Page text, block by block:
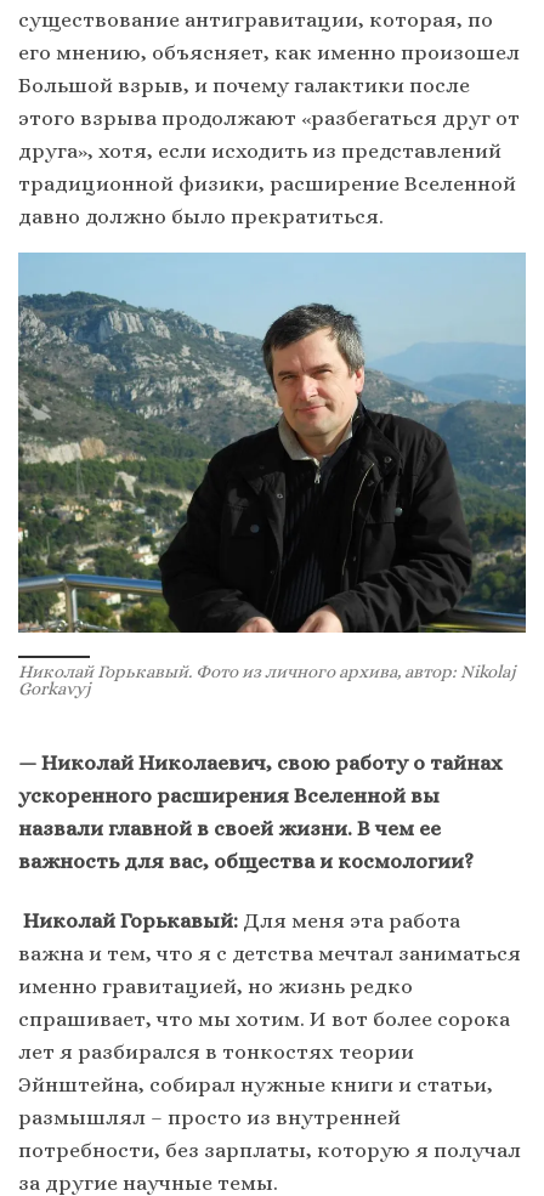
существование антигравитации, которая, по
его мнению, объясняет, как именно произошел
Большой взрыв, и почему галактики после
этого взрыва продолжают «разбегаться друг от
друга», хотя, если исходить из представлений
традиционной физики, расширение Вселенной
давно должно было прекратиться.
Николай Горькавый. Фото из личного архива, автор: Nikolaj
Gorkavyj
— Николай Николаевич, свою работу о тайнах
ускоренного расширения Вселенной вы
назвали главной в своей жизни. В чем ее
важность для вас, общества и космологии?
Николай Горькавый: Для меня эта работа
важна и тем, что я с детства мечтал заниматься
именно гравитацией, но жизнь редко
спрашивает, что мы хотим. И вот более сорока
лет я разбирался в тонкостях теории
Эйнштейна, собирал нужные книги и статьи,
размышлял – просто из внутренней
потребности, без зарплаты, которую я получал
за другие научные темы.